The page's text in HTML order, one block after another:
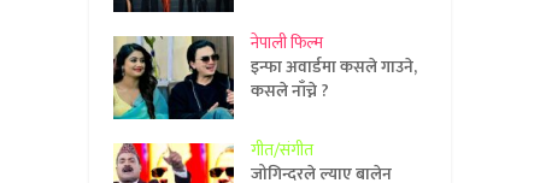
नेपाली फिल्म
इन्फा अवार्डमा कसले गाउने,
कसले नाँच्ने ?
गीत/संगीत
जोगिन्दरले ल्याए बालेन